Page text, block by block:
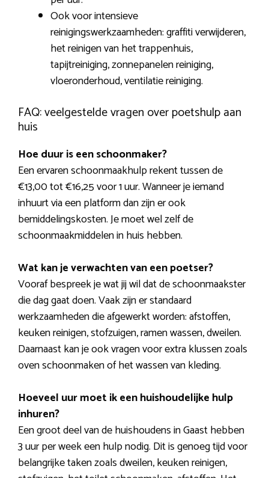
Ook voor intensieve
reinigingswerkzaamheden: graffiti verwijderen,
het reinigen van het trappenhuis,
tapijtreiniging, zonnepanelen reiniging,
vloeronderhoud, ventilatie reiniging.
FAQ: veelgestelde vragen over poetshulp aan
huis
Hoe duur is een schoonmaker?
Een ervaren schoonmaakhulp rekent tussen de
€13,00 tot €16,25 voor 1 uur. Wanneer je iemand
inhuurt via een platform dan zijn er ook
bemiddelingskosten. Je moet wel zelf de
schoonmaakmiddelen in huis hebben.
Wat kan je verwachten van een poetser?
Vooraf bespreek je wat jij wil dat de schoonmaakster
die dag gaat doen. Vaak zijn er standaard
werkzaamheden die afgewerkt worden: afstoffen,
keuken reinigen, stofzuigen, ramen wassen, dweilen.
Daarnaast kan je ook vragen voor extra klussen zoals
oven schoonmaken of het wassen van kleding.
Hoeveel uur moet ik een huishoudelijke hulp
inhuren?
Een groot deel van de huishoudens in Gaast hebben
3 uur per week een hulp nodig. Dit is genoeg tijd voor
belangrijke taken zoals dweilen, keuken reinigen,